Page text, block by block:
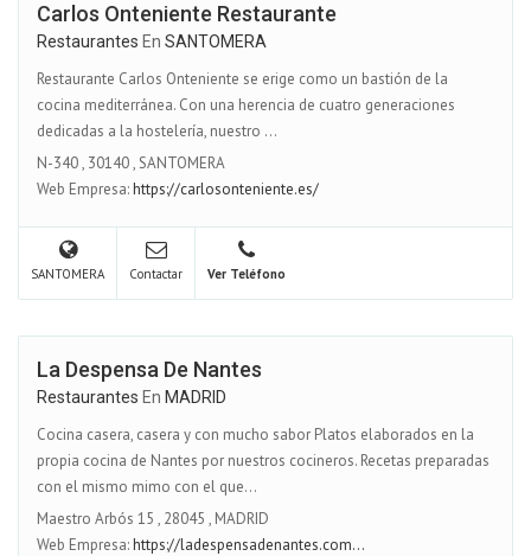
Carlos Onteniente Restaurante
Restaurantes En SANTOMERA
Restaurante Carlos Onteniente se erige como un bastión de la
cocina mediterránea. Con una herencia de cuatro generaciones
dedicadas a la hostelería, nuestro ...
N-340, 30140,SANTOMERA
Web Empresa:https://carlosonteniente.es/
SANTOMERA Contactar Ver Teléfono
La Despensa De Nantes
Restaurantes En MADRID
Cocina casera, casera y con mucho sabor Platos elaborados en la
propia cocina de Nantes por nuestros cocineros. Recetas preparadas
con el mismo mimo con el que...
Maestro Arbós 15 , 28045 , MADRID
Web Empresa:https://ladespensadenantes.com...